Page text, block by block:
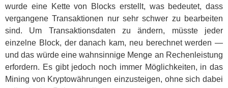
wurde eine Kette von Blocks erstellt, was bedeutet, dass
vergangene Transaktionen nur sehr schwer zu bearbeiten
sind. Um Transaktionsdaten zu ändern, müsste jeder
einzelne Block, der danach kam, neu berechnet werden —
und das würde eine wahnsinnige Menge an Rechenleistung
erfordern. Es gibt jedoch noch immer Möglichkeiten, in das
Mining von Kryptowährungen einzusteigen, ohne sich dabei